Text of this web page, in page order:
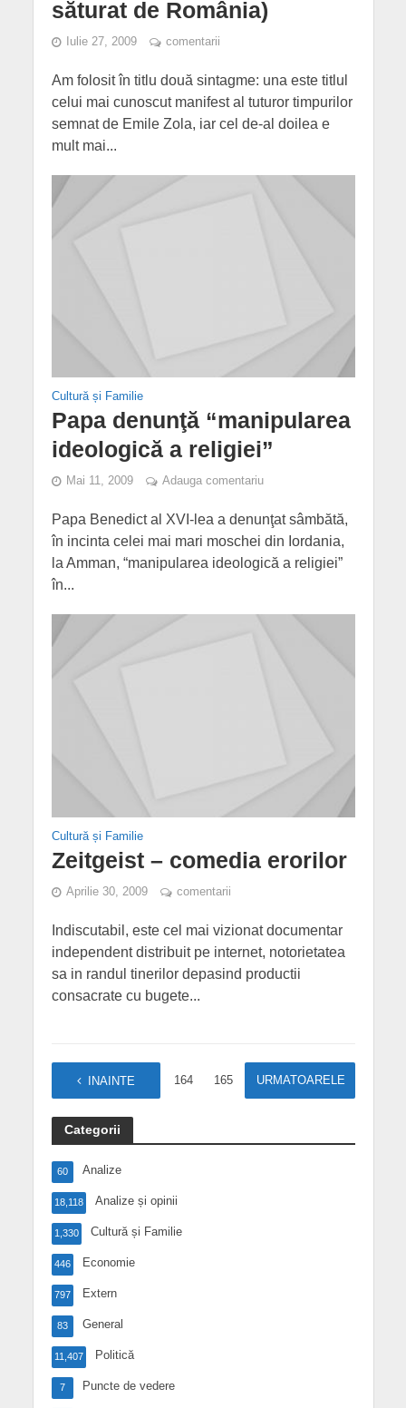
săturat de România)
Iulie 27, 2009 comentarii
Am folosit în titlu două sintagme: una este titlul
celui mai cunoscut manifest al tuturor timpurilor
semnat de Emile Zola, iar cel de-al doilea e
mult mai...
Cultură și Familie
Papa denunţă “manipularea
ideologică a religiei”
Mai 11, 2009 Adauga comentariu
Papa Benedict al XVI-lea a denunţat sâmbătă,
în incinta celei mai mari moschei din Iordania,
la Amman, “manipularea ideologică a religiei”
în...
Cultură și Familie
Zeitgeist – comedia erorilor
Aprilie 30, 2009 comentarii
Indiscutabil, este cel mai vizionat documentar
independent distribuit pe internet, notorietatea
sa in randul tinerilor depasind productii
consacrate cu bugete...
INAINTE
1 164 165 166 167
URMATOARELE
Categorii
Analize
60
Analize și opinii
18,118
Cultură și Familie
1,330
Economie
446
Extern
797
General
83
Politică
11,407
Puncte de vedere
7